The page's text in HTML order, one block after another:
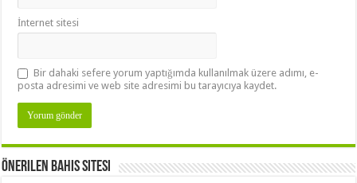
İnternet sitesi
Bir dahaki sefere yorum yaptığımda kullanılmak üzere adımı, e-
posta adresimi ve web site adresimi bu tarayıcıya kaydet.
Önerilen Bahis Sitesi